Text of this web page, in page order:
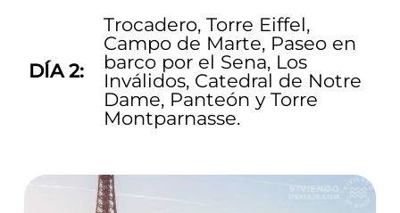
DÍA 2:
Trocadero, Torre Eiffel,
Campo de Marte, Paseo en
barco por el Sena, Los
Inválidos, Catedral de Notre
Dame, Panteón y Torre
Montparnasse.